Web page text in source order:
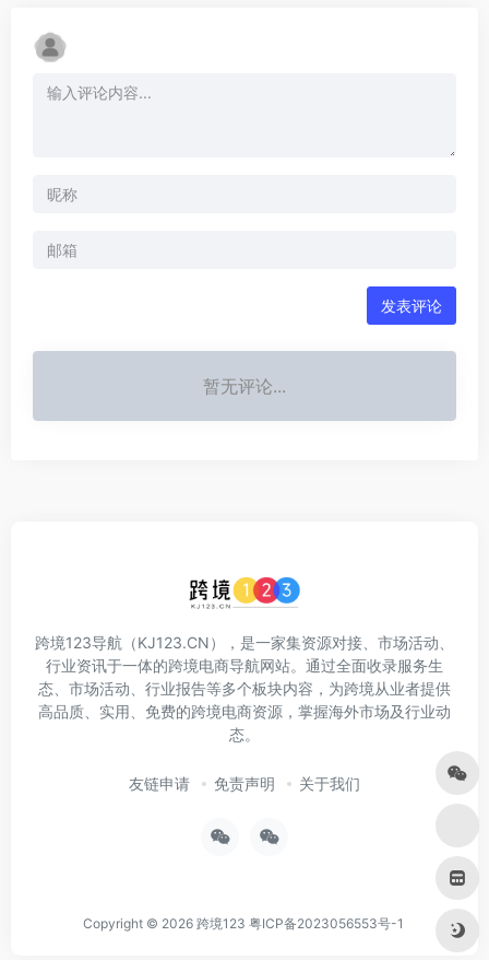
发表评论
暂无评论...
跨境123导航（KJ123.CN），是一家集资源对接、市场活动、
行业资讯于一体的跨境电商导航网站。通过全面收录服务生
态、市场活动、行业报告等多个板块内容，为跨境从业者提供
高品质、实用、免费的跨境电商资源，掌握海外市场及行业动
态。
友链申请 免责声明 关于我们
Copyright © 2026 跨境123 粤ICP备2023056553号-1